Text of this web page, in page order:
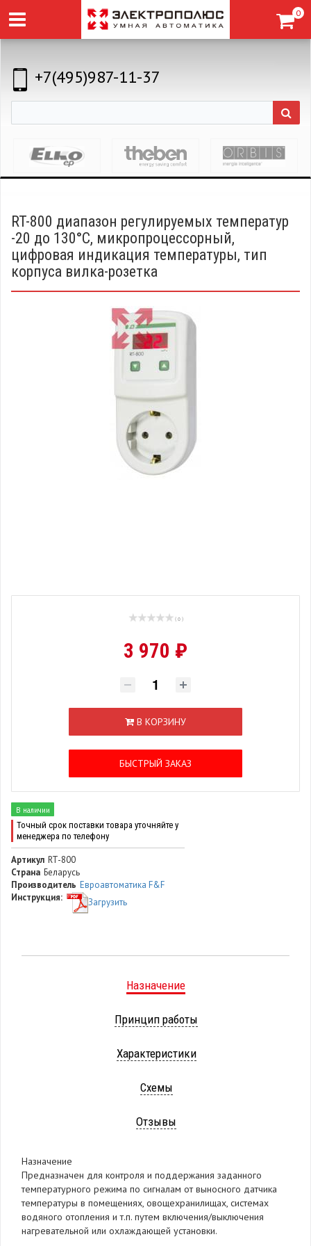
0
+7(495)987-11-37
RT-800 диапазон регулируемых температур
-20 до 130°С, микропроцессорный,
цифровая индикация температуры, тип
корпуса вилка-розетка
( 0 )
3 970 ₽
В КОРЗИНУ
БЫСТРЫЙ ЗАКАЗ
В наличии
Точный срок поставки товара уточняйте у
менеджера по телефону
Артикул RT-800
Страна Беларусь
Производитель Евроавтоматика F&F
Инструкция:
Загрузить
Назначение
Принцип работы
Характеристики
Схемы
Отзывы
Назначение
Предназначен для контроля и поддержания заданного
температурного режима по сигналам от выносного датчика
температуры в помещениях, овощехранилищах, системах
водяного отопления и т.п. путем включения/выключения
нагревательной или охлаждающей установки.